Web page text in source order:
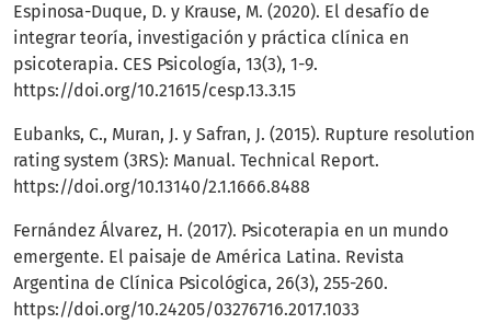
Espinosa-Duque, D. y Krause, M. (2020). El desafío de
integrar teoría, investigación y práctica clínica en
psicoterapia. CES Psicología, 13(3), 1-9.
https://doi.org/10.21615/cesp.13.3.15
Eubanks, C., Muran, J. y Safran, J. (2015). Rupture resolution
rating system (3RS): Manual. Technical Report.
https://doi.org/10.13140/2.1.1666.8488
Fernández Álvarez, H. (2017). Psicoterapia en un mundo
emergente. El paisaje de América Latina. Revista
Argentina de Clínica Psicológica, 26(3), 255-260.
https://doi.org/10.24205/03276716.2017.1033